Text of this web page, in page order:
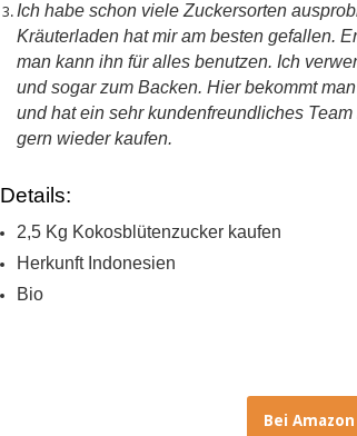
Ich habe schon viele Zuckersorten
Kräuterladen hat mir am besten gefallen.
man kann ihn für alles benutzen. Ich
und sogar zum Backen. Hier bekommt
und hat ein sehr kundenfreundliches
gern wieder kaufen.
Details:
2,5 Kg Kokosblütenzucker kaufen
Herkunft Indonesien
Bio
Bei